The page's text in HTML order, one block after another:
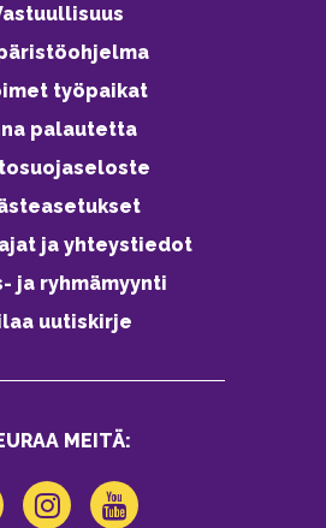
työpaikat
palautetta
ja yhteystiedot
ja ryhmämyynti
uutiskirje
MEITÄ: